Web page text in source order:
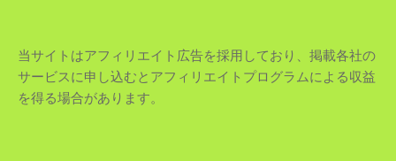
当サイトはアフィリエイト広告を採用しており、掲載各社の
サービスに申し込むとアフィリエイトプログラムによる収益
を得る場合があります。